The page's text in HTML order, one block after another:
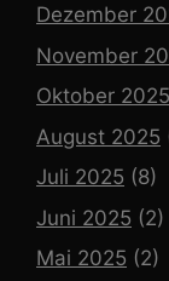
Dezember
November
Oktober 2025
August 2025
Juli 2025 (8)
Juni 2025 (2)
Mai 2025 (2)